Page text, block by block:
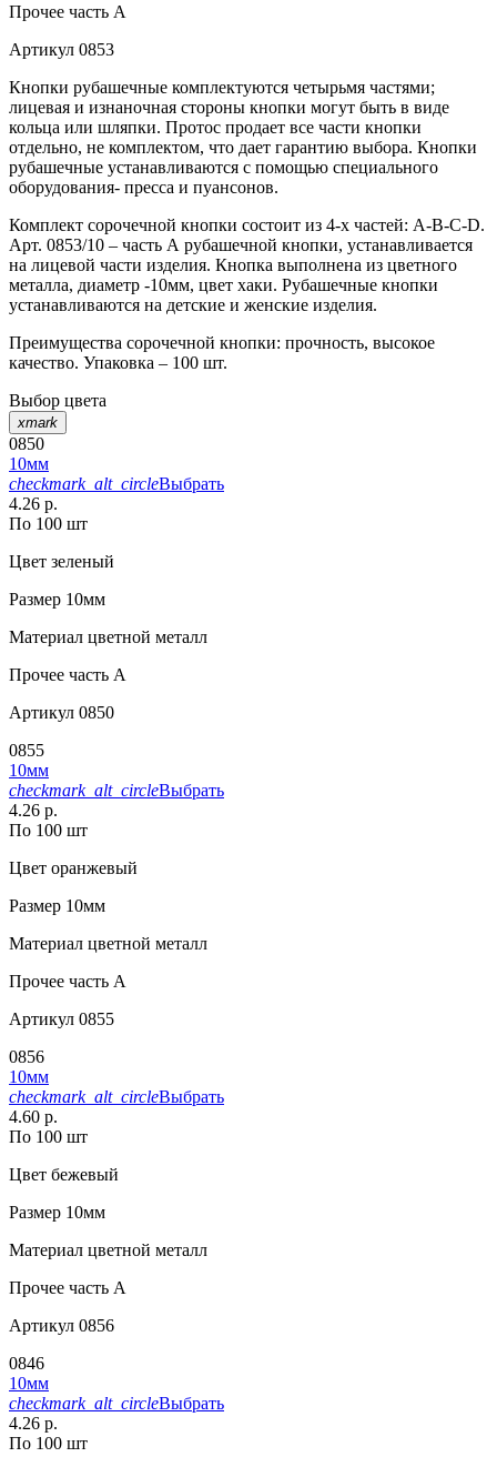
Прочее часть A
Артикул 0853
Кнопки рубашечные комплектуются четырьмя частями;
лицевая и изнаночная стороны кнопки могут быть в виде
кольца или шляпки. Протос продает все части кнопки
отдельно, не комплектом, что дает гарантию выбора. Кнопки
рубашечные устанавливаются с помощью специального
оборудования- пресса и пуансонов.
Комплект сорочечной кнопки состоит из 4-х частей: А-В-С-D.
Арт. 0853/10 – часть А рубашечной кнопки, устанавливается
на лицевой части изделия. Кнопка выполнена из цветного
металла, диаметр -10мм, цвет хаки. Рубашечные кнопки
устанавливаются на детские и женские изделия.
Преимущества сорочечной кнопки: прочность, высокое
качество. Упаковка – 100 шт.
Выбор цвета
xmark
0850
10мм
checkmark_alt_circleВыбрать
4.26 р.
По 100 шт
Цвет зеленый
Размер 10мм
Материал цветной металл
Прочее часть A
Артикул 0850
0855
10мм
checkmark_alt_circleВыбрать
4.26 р.
По 100 шт
Цвет оранжевый
Размер 10мм
Материал цветной металл
Прочее часть A
Артикул 0855
0856
10мм
checkmark_alt_circleВыбрать
4.60 р.
По 100 шт
Цвет бежевый
Размер 10мм
Материал цветной металл
Прочее часть A
Артикул 0856
0846
10мм
checkmark_alt_circleВыбрать
4.26 р.
По 100 шт